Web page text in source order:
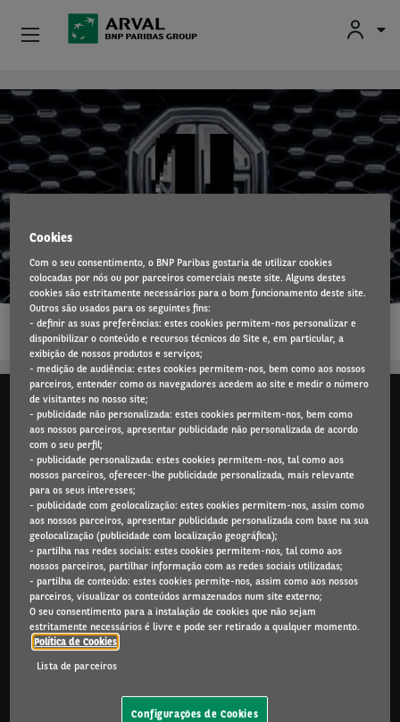
Passar para o conteúdo principal
1…
LEIA MAIS
Arval.com
For the many journeys in life
PARTICULARES
Campanhas
Renting Particulares
Carros Usados
Renting, Leasing ou Compra?
My Arval Mobile
Porquê a Arval
PROFISSIONAIS E PEQUENAS EMPRESAS
Particulares
Profissionais E Pequenas Empresas
Médias E Grandes Empresas
Parceiros
Sobre A Arval
Condutores
Cookies
Com o seu consentimento, o BNP Paribas gostaria de utilizar cookies
colocadas por nós ou por parceiros comerciais neste site. Alguns destes
cookies são estritamente necessários para o bom funcionamento deste site.
Outros são usados para os seguintes fins:
- definir as suas preferências: estes cookies permitem-nos personalizar e
disponibilizar o conteúdo e recursos técnicos do Site e, em particular, a
exibição de nossos produtos e serviços;
- medição de audiência: estes cookies permitem-nos, bem como aos nossos
parceiros, entender como os navegadores acedem ao site e medir o número
de visitantes no nosso site;
- publicidade não personalizada: estes cookies permitem-nos, bem como
aos nossos parceiros, apresentar publicidade não personalizada de acordo
com o seu perfil;
- publicidade personalizada: estes cookies permitem-nos, tal como aos
nossos parceiros, oferecer-lhe publicidade personalizada, mais relevante
para os seus interesses;
- publicidade com geolocalização: estes cookies permitem-nos, assim como
aos nossos parceiros, apresentar publicidade personalizada com base na sua
geolocalização (publicidade com localização geográfica);
- partilha nas redes sociais: estes cookies permitem-nos, tal como aos
nossos parceiros, partilhar informação com as redes sociais utilizadas;
- partilha de conteúdo: estes cookies permite-nos, assim como aos nossos
parceiros, visualizar os conteúdos armazenados num site externo;
O seu consentimento para a instalação de cookies que não sejam
estritamente necessários é livre e pode ser retirado a qualquer momento.
Política de Cookies
Lista de parceiros
Configurações de Cookies